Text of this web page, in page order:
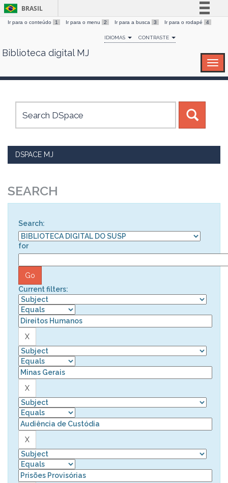
Skip
BRASIL
Simplifique!
Comunica BR
Canais
Ir para o conteúdo 1 Ir para o menu 2 Ir para a busca 3 Ir para o rodapé 4
IDIOMAS CONTRASTE
Biblioteca digital MJ
DSPACE MJ
SEARCH
Search:
for
Current filters: